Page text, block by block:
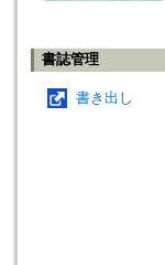
書誌管理
書き出し